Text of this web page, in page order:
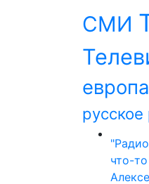
СМИ
что-